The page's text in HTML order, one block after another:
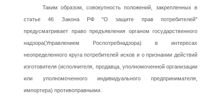
Таким образом, совокупность положений, закрепленных в
статье 46 Закона РФ "О защите прав потребителей"
предусматривает право предъявления органом государственного
надзора(Управлением Роспотребнадзора) в интересах
неопределенного круга потребителей исков и о признании действий
изготовителя (исполнителя, продавца, уполномоченной организации
или уполномоченного индивидуального предпринимателя,
импортера) противоправными.